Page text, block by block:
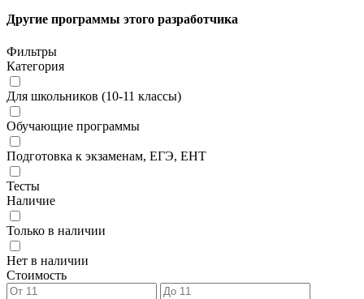
Другие программы этого разработчика
Фильтры
Категория
Для школьников (10-11 классы)
Обучающие программы
Подготовка к экзаменам, ЕГЭ, ЕНТ
Тесты
Наличие
Только в наличии
Нет в наличии
Стоимость